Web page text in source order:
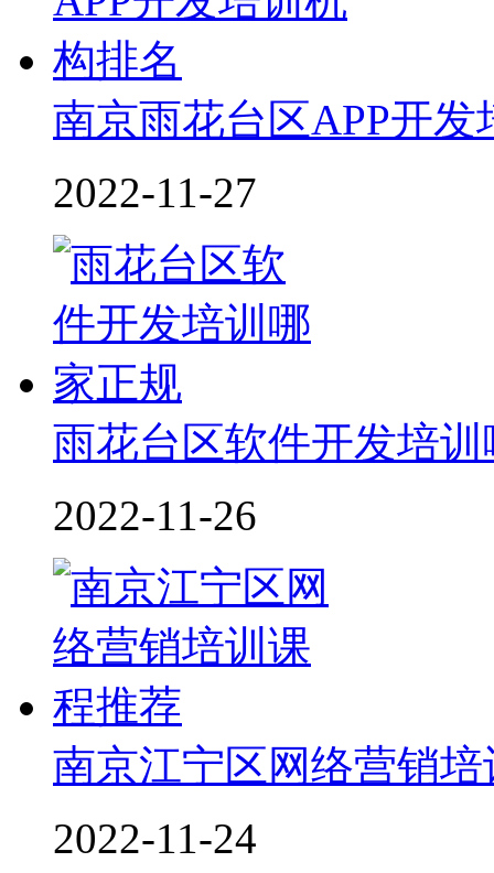
南京雨花台区APP开发
2022-11-27
雨花台区软件开发培
2022-11-26
南京江宁区网络营销
2022-11-24